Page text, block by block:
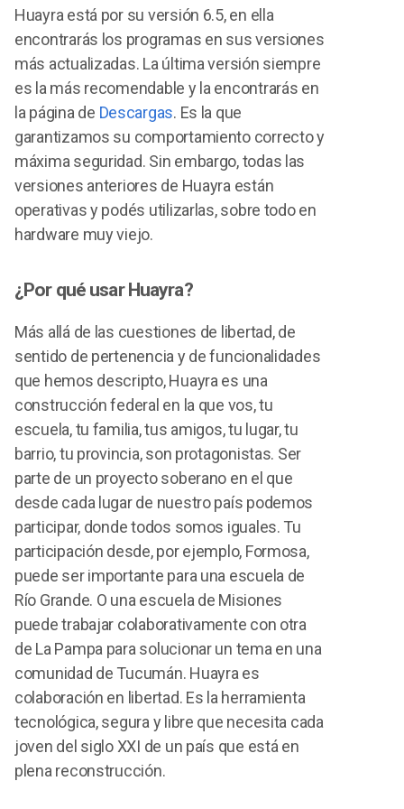
Huayra está por su versión 6.5, en ella
encontrarás los programas en sus versiones
más actualizadas. La última versión siempre
es la más recomendable y la encontrarás en
la página de Descargas. Es la que
garantizamos su comportamiento correcto y
máxima seguridad. Sin embargo, todas las
versiones anteriores de Huayra están
operativas y podés utilizarlas, sobre todo en
hardware muy viejo.
¿Por qué usar Huayra?
Más allá de las cuestiones de libertad, de
sentido de pertenencia y de funcionalidades
que hemos descripto, Huayra es una
construcción federal en la que vos, tu
escuela, tu familia, tus amigos, tu lugar, tu
barrio, tu provincia, son protagonistas. Ser
parte de un proyecto soberano en el que
desde cada lugar de nuestro país podemos
participar, donde todos somos iguales. Tu
participación desde, por ejemplo, Formosa,
puede ser importante para una escuela de
Río Grande. O una escuela de Misiones
puede trabajar colaborativamente con otra
de La Pampa para solucionar un tema en una
comunidad de Tucumán. Huayra es
colaboración en libertad. Es la herramienta
tecnológica, segura y libre que necesita cada
joven del siglo XXI de un país que está en
plena reconstrucción.